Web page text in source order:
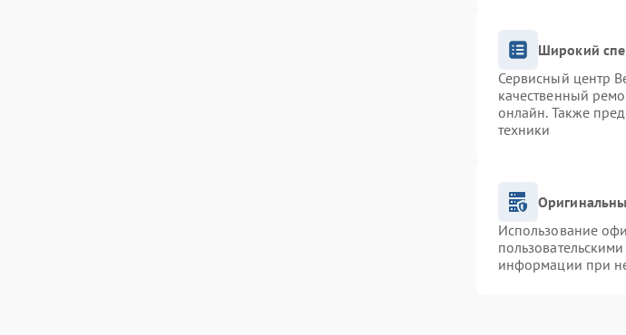
Широкий
Сервисный центр
качественный
онлайн. Также
техники
Использование
информации при